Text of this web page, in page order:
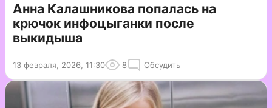
Анна Калашникова попалась на
крючок инфоцыганки после
выкидыша
13 февраля, 2026, 11:30 8 Обсудить